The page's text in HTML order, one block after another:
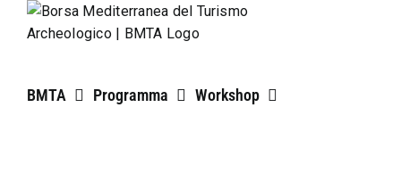
Salta
BMTA Programma Workshop